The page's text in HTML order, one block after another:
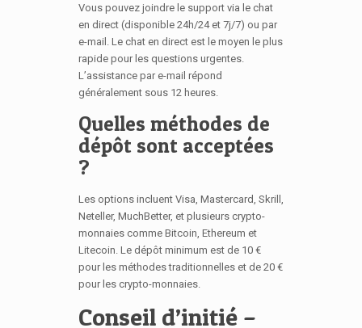
Vous pouvez joindre le support via le chat
en direct (disponible 24h/24 et 7j/7) ou par
e-mail. Le chat en direct est le moyen le plus
rapide pour les questions urgentes.
L’assistance par e-mail répond
généralement sous 12 heures.
Quelles méthodes de
dépôt sont acceptées
?
Les options incluent Visa, Mastercard, Skrill,
Neteller, MuchBetter, et plusieurs crypto-
monnaies comme Bitcoin, Ethereum et
Litecoin. Le dépôt minimum est de 10 €
pour les méthodes traditionnelles et de 20 €
pour les crypto-monnaies.
Conseil d’initié –